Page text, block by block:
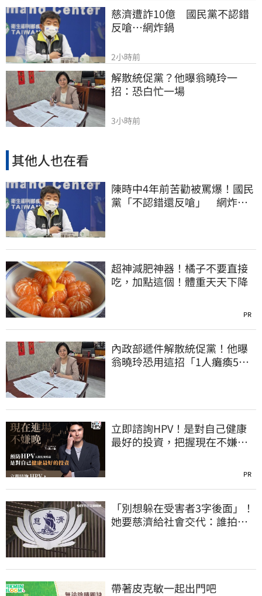
慈濟遭詐10億　國民黨不認錯
反嗆⋯網炸鍋
2小時前
解散統促黨？他曝翁曉玲一
招：恐白忙一場
3小時前
其他人也在看
陳時中4年前苦勸被罵爆！國民
黨「不認錯還反嗆」 網炸
超神減肥神器！橘子不要直接
吃，加點這個！體重天天下降
PR
內政部遞件解散統促黨！他曝
翁曉玲恐用這招「1人癱瘓5
立即諮詢HPV！是對自己健康
最好的投資，把握現在不嫌
PR
「別想躲在受害者3字後面」！
她要慈濟給社會交代：誰拍板
帶著皮克敏一起出門吧